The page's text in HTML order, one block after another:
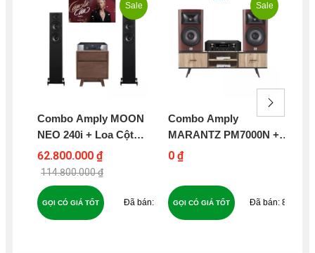
Sale
Combo Amply MOON
NEO 240i + Loa Cột
WHARFEDALE
DIAMOND 12.4I - MW10
62.800.000 ₫
114.800.000 ₫
GỌI CÓ GIÁ TỐT
Sale
Combo Amply
MARANTZ PM7000N +
Loa JBL STUDIO 630 -
0 ₫
81
GỌI CÓ GIÁ TỐT